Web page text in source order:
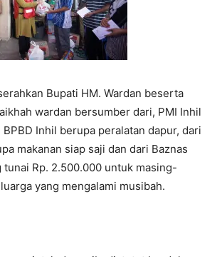
Bupati HM. Wardan beserta
wardan bersumber dari, PMI Inhil
Inhil berupa peralatan dapur, dari
makanan siap saji dan dari Baznas
Rp. 2.500.000 untuk masing-
yang mengalami musibah.